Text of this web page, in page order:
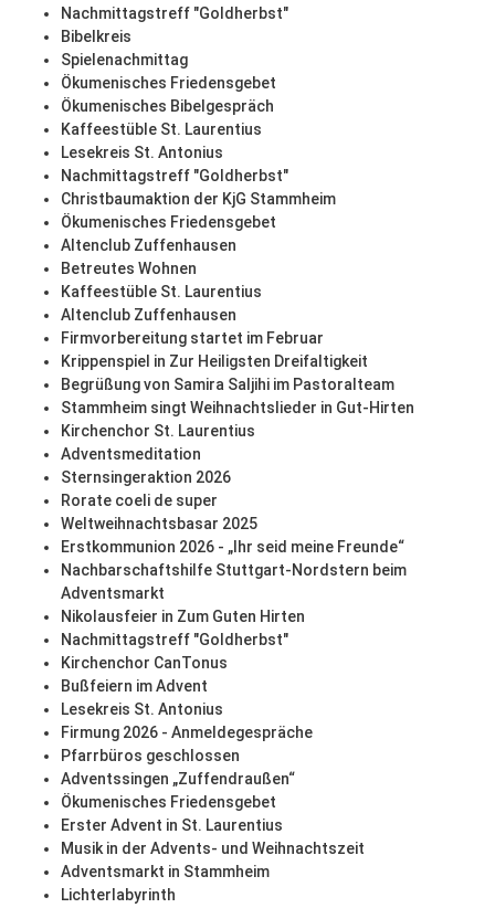
Nachmittagstreff "Goldherbst"
Bibelkreis
Spielenachmittag
Ökumenisches Friedensgebet
Ökumenisches Bibelgespräch
Kaffeestüble St. Laurentius
Lesekreis St. Antonius
Nachmittagstreff "Goldherbst"
Christbaumaktion der KjG Stammheim
Ökumenisches Friedensgebet
Altenclub Zuffenhausen
Betreutes Wohnen
Kaffeestüble St. Laurentius
Altenclub Zuffenhausen
Firmvorbereitung startet im Februar
Krippenspiel in Zur Heiligsten Dreifaltigkeit
Begrüßung von Samira Saljihi im Pastoralteam
Stammheim singt Weihnachtslieder in Gut-Hirten
Kirchenchor St. Laurentius
Adventsmeditation
Sternsingeraktion 2026
Rorate coeli de super
Weltweihnachtsbasar 2025
Erstkommunion 2026 - „Ihr seid meine Freunde“
Nachbarschaftshilfe Stuttgart-Nordstern beim
Adventsmarkt
Nikolausfeier in Zum Guten Hirten
Nachmittagstreff "Goldherbst"
Kirchenchor CanTonus
Bußfeiern im Advent
Lesekreis St. Antonius
Firmung 2026 - Anmeldegespräche
Pfarrbüros geschlossen
Adventssingen „Zuffendraußen“
Ökumenisches Friedensgebet
Erster Advent in St. Laurentius
Musik in der Advents- und Weihnachtszeit
Adventsmarkt in Stammheim
Lichterlabyrinth